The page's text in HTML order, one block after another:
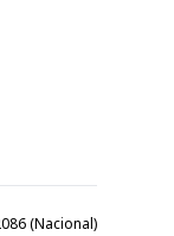
(Nacional)